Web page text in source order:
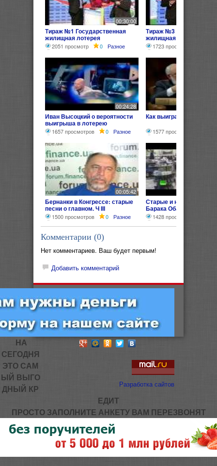
00:30:00
Тираж №1 Государственная
жилищная лотерея
2051 просмотр 0 Разное
Тираж №3
жилищная лотерея"
1723 просмотра
00:24:28
Иван Высоцкий о вероятности
выигрыша в лотерею
1657 просмотров 0 Разное
Как выиграть в
1577 просмотров
00:05:42
Бернанки в Конгрессе: старые
песни о главном. Ч III
1500 просмотров 0 Разное
Старые и новые
Барака Обамы
1428 просмотров
Комментарии (0)
Нет комментариев. Ваш будет первым!
Добавить комментарий
Разработка сайтов
НА
СЕГОДНЯ
ЭТО САМ
ЫЙ ВЫГО
ДНЫЙ КР
ЕДИТ
ПРОСТО ЗАПОЛНИТЕ АНКЕТУ ВАМ ПЕРЕЗВОНЯТ